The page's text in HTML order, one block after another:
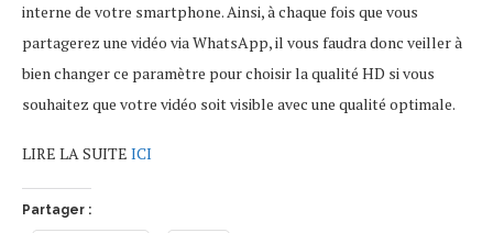
interne de votre smartphone. Ainsi, à chaque fois que vous
partagerez une vidéo via WhatsApp, il vous faudra donc veiller à
bien changer ce paramètre pour choisir la qualité HD si vous
souhaitez que votre vidéo soit visible avec une qualité optimale.
LIRE LA SUITE ICI
Partager :